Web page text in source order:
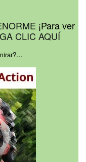
¡Para ver
CLIC AQUÍ